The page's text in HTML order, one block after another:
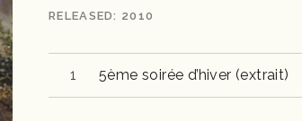
RELEASED 2010
Lecteur audio
5ème soirée d’hiver (extrait)